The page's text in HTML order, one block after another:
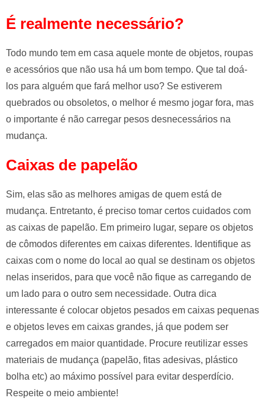
k
É realmente necessário?
Todo mundo tem em casa aquele monte de objetos, roupas
e acessórios que não usa há um bom tempo. Que tal doá-
los para alguém que fará melhor uso? Se estiverem
quebrados ou obsoletos, o melhor é mesmo jogar fora, mas
o importante é não carregar pesos desnecessários na
mudança.
Caixas de papelão
Sim, elas são as melhores amigas de quem está de
mudança. Entretanto, é preciso tomar certos cuidados com
as caixas de papelão. Em primeiro lugar, separe os objetos
de cômodos diferentes em caixas diferentes. Identifique as
caixas com o nome do local ao qual se destinam os objetos
nelas inseridos, para que você não fique as carregando de
um lado para o outro sem necessidade. Outra dica
interessante é colocar objetos pesados em caixas pequenas
e objetos leves em caixas grandes, já que podem ser
carregados em maior quantidade. Procure reutilizar esses
materiais de mudança (papelão, fitas adesivas, plástico
bolha etc) ao máximo possível para evitar desperdício.
Respeite o meio ambiente!